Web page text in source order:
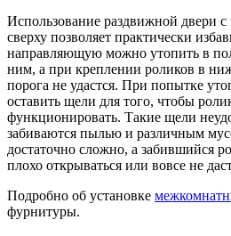
Использование раздвижной двери
сверху позволяет практически
направляющую можно утопить в
ним, а при креплении роликов в
порога не удастся. При попытке
оставить щели для того, чтобы
функционировать. Такие щели
забиваются пылью и различным
достаточно сложно, а забившийся
плохо открываться или вовсе не
Подробно об установке
фурнитуры.